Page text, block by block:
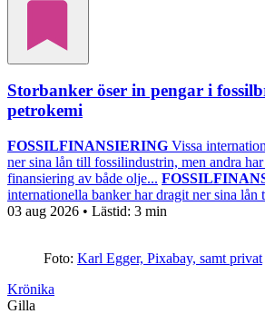
Storbanker öser in pengar i
petrokemi
FOSSILFINANSIERING Vissa
ner sina lån till fossilindustrin, men andra
finansiering av både olje...
internationella banker har dragit ner sina lån
03 aug 2026 • Lästid: 3 min
Foto: Karl Egger, Pixabay, samt privat
Krönika
Gilla